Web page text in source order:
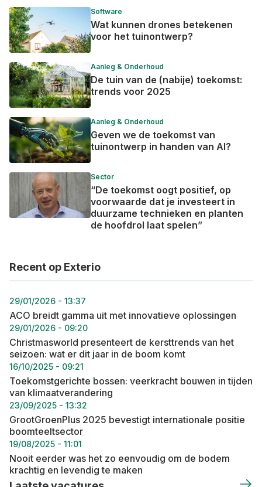
inrichting en de Wamp meer ruimte, wat goed is voor
het leefgebied van de beschermde vissoort de grote
modderkruiper.
Avelgem
In het overstromingsgevoelige gebied de
Scheldemeersen wordt de site Pattyne-Duprez
oude Scheldearm, op een prioritaire locatie voor water-
en natuurbeheer. Het terrein zal worden ingericht met
een hoge biodiversiteits-, natuur- en belevingswaarde.
De voormalige bedrijvensite met milieubelastende
industrie zal door deze investering in de nabije
toekomst deel uitmaken van een aaneengesloten
openruimtegebied en bijdragen aan een
In Herne wordt het voormalige scholencomplex
getransformeerd tot een nieuwe groenblauwe ader die
vanuit het aangrenzende open landbouwgebied en
recente aangeplante bos de dorpskern binnendringt.
Gezien de recente overstromingen wenst Herne de
waterproblematiek ook aan te pakken met de
ontharding en groenblauwe inrichting van de
Markevalleisite.
Kortemark
Kortemark wil de Krekebeek, momenteel ingekokerd
vanaf het domein Krekemeersen tot aan Talpe’s
Putten, terug in open profiel leggen en zo de
Krekebeekvallei als schakel in de landschappelijk en
Software
Wat kunnen drones betekenen
voor het tuinontwerp?
Aanleg & Onderhoud
De tuin van de (nabije) toekomst:
trends voor 2025
Aanleg & Onderhoud
Geven we de toekomst van
tuinontwerp in handen van AI?
Sector
“De toekomst oogt positief, op
voorwaarde dat je investeert in
duurzame technieken en planten
de hoofdrol laat spelen”
Recent op Exterio
29/01/2026 - 13:37
ACO breidt gamma uit met innovatieve oplossingen
29/01/2026 - 09:20
Christmasworld presenteert de kersttrends van het
seizoen: wat er dit jaar in de boom komt
16/10/2025 - 09:21
Toekomstgerichte bossen: veerkracht bouwen in tijden
van klimaatverandering
23/09/2025 - 13:32
GrootGroenPlus 2025 bevestigt internationale positie
boomteeltsector
19/08/2025 - 11:01
Nooit eerder was het zo eenvoudig om de bodem
krachtig en levendig te maken